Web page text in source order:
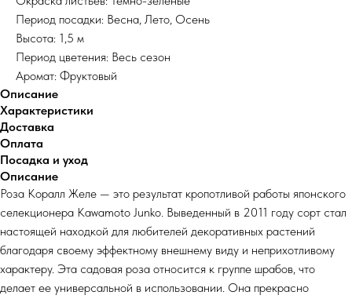
Период посадки: Весна, Лето, Осень
Высота: 1,5 м
Период цветения: Весь сезон
Аромат: Фруктовый
Описание
Характеристики
Доставка
Оплата
Посадка и уход
Описание
Роза Коралл Желе — это результат кропотливой работы японского
селекционера Kawamoto Junko. Выведенный в 2011 году сорт стал
настоящей находкой для любителей декоративных растений
благодаря своему эффектному внешнему виду и неприхотливому
характеру. Эта садовая роза относится к группе шрабов, что
делает ее универсальной в использовании. Она прекрасно